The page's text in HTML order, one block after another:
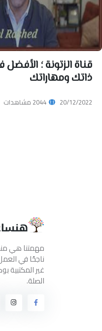
قناة الزتونة ؛
ذاتك ومهاراتك
20/12/2022 2044 مشاهدات
مهمتنا هي
ناجحًا في
غير
الصلة.